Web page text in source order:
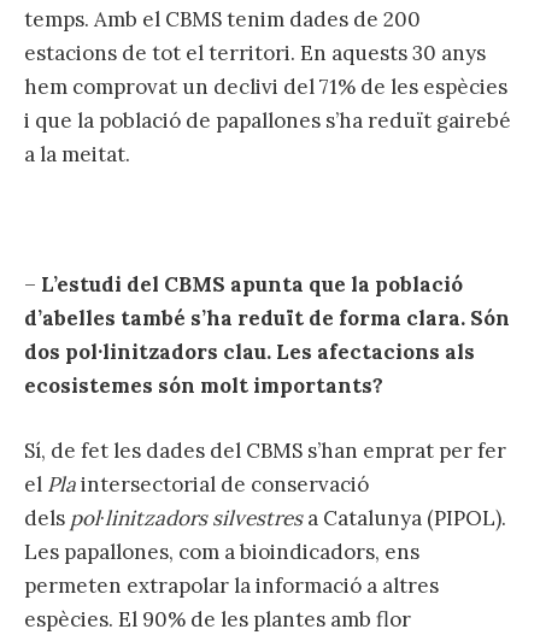
temps. Amb el CBMS tenim dades de 200
estacions de tot el territori. En aquests 30 anys
hem comprovat un declivi del 71% de les espècies
i que la població de papallones s’ha reduït gairebé
a la meitat.
– L’estudi del CBMS apunta que la població
d’abelles també s’ha reduït de forma clara. Són
dos pol·linitzadors clau. Les afectacions als
ecosistemes són molt importants?
Sí, de fet les dades del CBMS s’han emprat per fer
el Plaintersectorial de conservació
dels pol·linitzadors silvestresa Catalunya (PIPOL).
Les papallones, com a bioindicadors, ens
permeten extrapolar la informació a altres
espècies. El 90% de les plantes amb flor